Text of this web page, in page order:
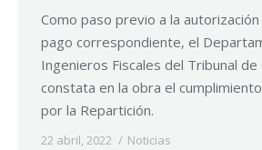
Como paso previo a la
pago correspondiente, el
Ingenieros Fiscales del Tribunal de
constata en la obra el
por la Repartición.
22 abril, 2022 Noticias